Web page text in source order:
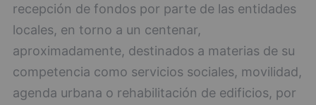
recepción de fondos por parte de las entidades
locales, en torno a un centenar,
aproximadamente, destinados a materias de su
competencia como servicios sociales, movilidad,
agenda urbana o rehabilitación de edificios, por